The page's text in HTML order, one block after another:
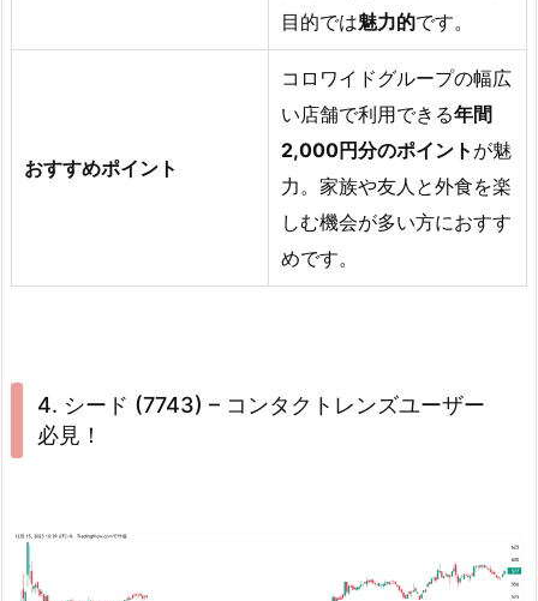
目的では魅力的です。
おすすめポイント
コロワイドグループの幅広
い店舗で利用できる年間
2,000円分のポイント が魅
力。家族や友人と外食を楽
しむ機会が多い方におすす
めです。
4. シード (7743) – コンタクトレンズユーザー
必見！